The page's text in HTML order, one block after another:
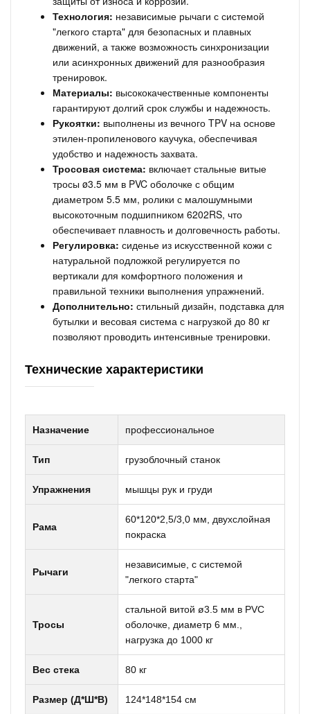
Технология: независимые рычаги с системой
"легкого старта" для безопасных и плавных
движений, а также возможность синхронизации
или асинхронных движений для разнообразия
тренировок.
Материалы: высококачественные компоненты
гарантируют долгий срок службы и надежность.
Рукоятки: выполнены из вечного TPV на основе
этилен-пропиленового каучука, обеспечивая
удобство и надежность захвата.
Тросовая система: включает стальные витые
тросы ø3.5 мм в PVC оболочке с общим
диаметром 5.5 мм, ролики с малошумными
высокоточным подшипником 6202RS, что
обеспечивает плавность и долговечность работы.
Регулировка: сиденье из искусственной кожи с
натуральной подложкой регулируется по
вертикали для комфортного положения и
правильной техники выполнения упражнений.
Дополнительно: стильный дизайн, подставка для
бутылки и весовая система с нагрузкой до 80 кг
позволяют проводить интенсивные тренировки.
Технические характеристики
Назначение профессиональное
Тип грузоблочный станок
Упражнения мышцы рук и груди
Рама
60*120*2,5/3,0 мм, двухслойная
покраска
Рычаги
независимые, с системой
"легкого старта"
Тросы
стальной витой ø3.5 мм в PVC
оболочке, диаметр 6 мм.,
нагрузка до 1000 кг
Вес стека 80 кг
Размер (Д*Ш*В) 124*148*154 см